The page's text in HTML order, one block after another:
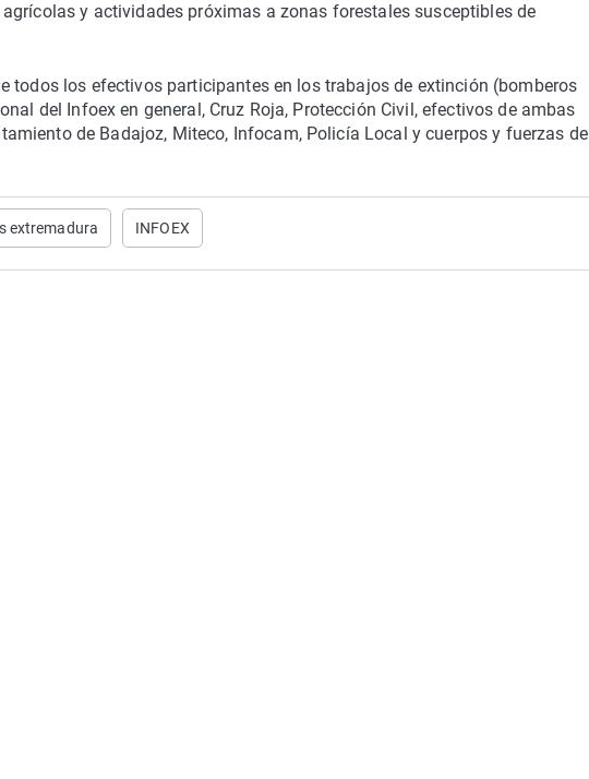
y actividades próximas a zonas forestales susceptibles de
todos los efectivos participantes en los trabajos de extinción (bomberos
del Infoex en general, Cruz Roja, Protección Civil, efectivos de ambas
de Badajoz, Miteco, Infocam, Policía Local y cuerpos y fuerzas de
extremadura INFOEX